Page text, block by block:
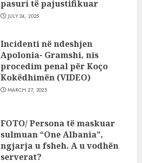
pasuri të pajustifikuar
JULY 24, 2025
Incidenti në ndeshjen
Apolonia- Gramshi, nis
procedim penal për Koço
Kokëdhimën (VIDEO)
MARCH 27, 2025
FOTO/ Persona të maskuar
sulmuan “One Albania”,
ngjarja u fsheh. A u vodhën
serverat?